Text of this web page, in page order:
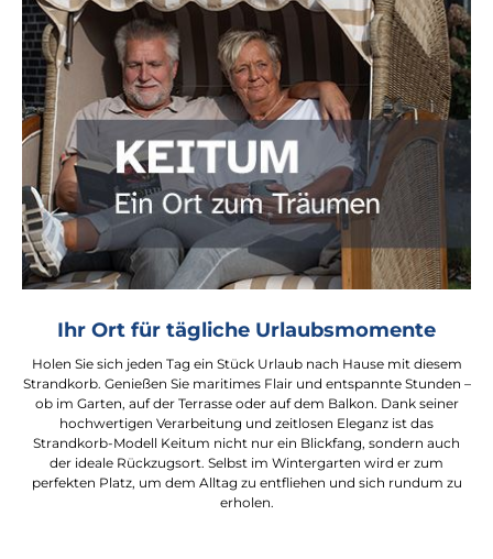
Ihr Ort für tägliche Urlaubsmomente
Holen Sie sich jeden Tag ein Stück Urlaub nach Hause mit diesem
Strandkorb. Genießen Sie maritimes Flair und entspannte Stunden –
ob im Garten, auf der Terrasse oder auf dem Balkon. Dank seiner
hochwertigen Verarbeitung und zeitlosen Eleganz ist das
Strandkorb-Modell Keitum nicht nur ein Blickfang, sondern auch
der ideale Rückzugsort. Selbst im Wintergarten wird er zum
perfekten Platz, um dem Alltag zu entfliehen und sich rundum zu
erholen.